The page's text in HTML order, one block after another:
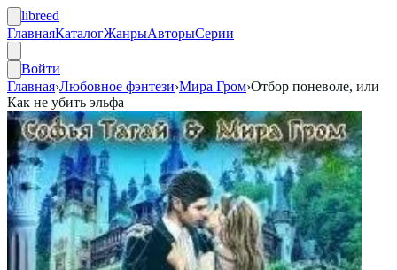
libreed
ГлавнаяКаталогЖанрыАвторыСерии
Войти
Главная›Любовное фэнтези›Мира Гром›Отбор поневоле, или
Как не убить эльфа